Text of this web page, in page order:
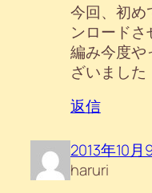
今回、初め
ンロードさ
編み今度や
ざいました
返信
2013年10月
haruri